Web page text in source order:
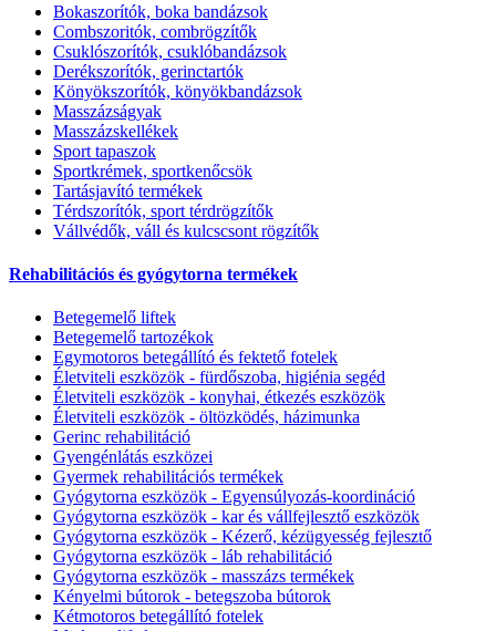
Bokaszorítók, boka bandázsok
Combszoritók, combrögzítők
Csuklószorítók, csuklóbandázsok
Derékszorítók, gerinctartók
Könyökszorítók, könyökbandázsok
Masszázságyak
Masszázskellékek
Sport tapaszok
Sportkrémek, sportkenőcsök
Tartásjavító termékek
Térdszorítók, sport térdrögzítők
Vállvédők, váll és kulcscsont rögzítők
Rehabilitációs és gyógytorna termékek
Betegemelő liftek
Betegemelő tartozékok
Egymotoros betegállító és fektető fotelek
Életviteli eszközök - fürdőszoba, higiénia segéd
Életviteli eszközök - konyhai, étkezés eszközök
Életviteli eszközök - öltözködés, házimunka
Gerinc rehabilitáció
Gyengénlátás eszközei
Gyermek rehabilitációs termékek
Gyógytorna eszközök - Egyensúlyozás-koordináció
Gyógytorna eszközök - kar és vállfejlesztő eszközök
Gyógytorna eszközök - Kézerő, kézügyesség fejlesztő
Gyógytorna eszközök - láb rehabilitáció
Gyógytorna eszközök - masszázs termékek
Kényelmi bútorok - betegszoba bútorok
Kétmotoros betegállító fotelek